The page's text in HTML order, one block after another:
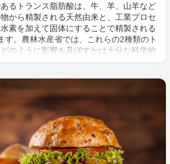
るトランス脂肪酸は、牛、羊、山羊など
から精製される天然由来と、工業プロセ
素を加えて固体にすることで精製される
す。農林水産省では、これらの2種類のト
のように影響を及ぼすかは十分な科学的
関連記事：サプリメントではなく食事か
)に期待できる健康効果とは？]。CLAは
できますが、人工由来のトランス脂肪酸